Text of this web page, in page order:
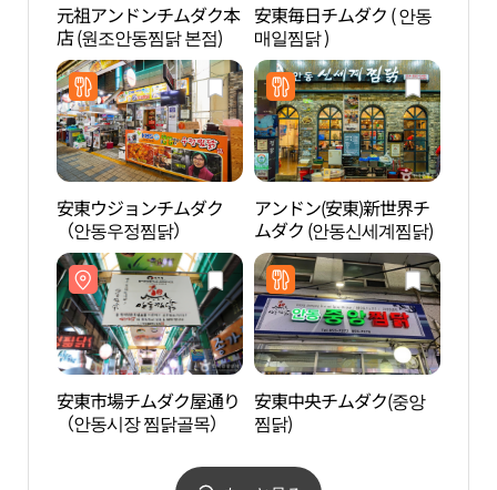
元祖アンドンチムダク本
店 (원조안동찜닭 본점)
安東毎日チムダク ( 안동
매일찜닭 )
安東ウジョンチムダク
（안동우정찜닭）
アンドン(安東)新世界チ
ムダク (안동신세계찜닭)
安東市場チムダク屋通り
（안동시장 찜닭골목）
安東中央チムダク(중앙
찜닭)